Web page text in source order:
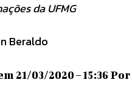
da UFMG
Beraldo
21/03/2020 – 15:36